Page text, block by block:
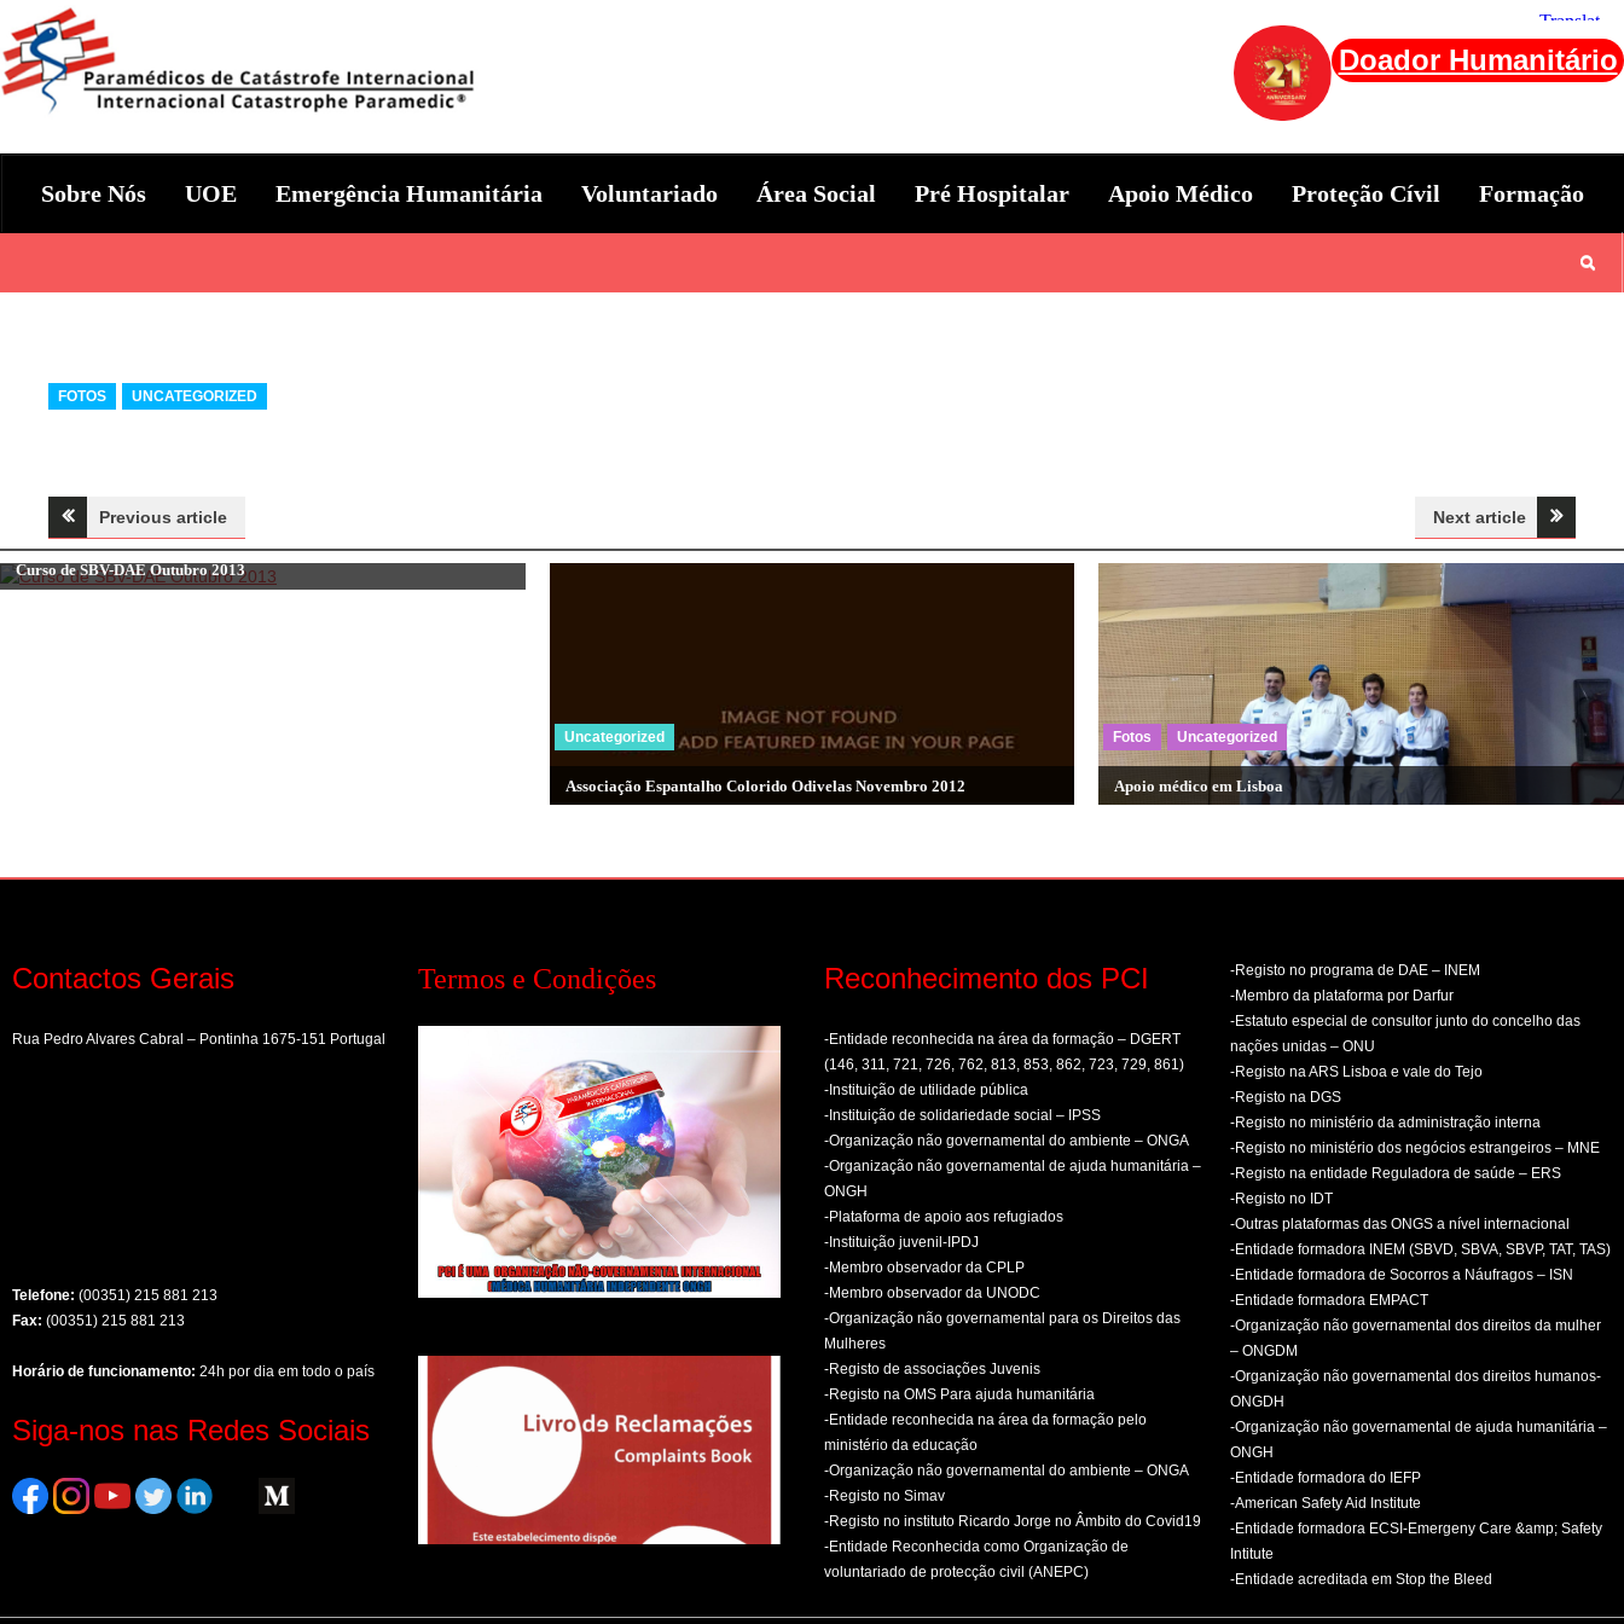
to
content
Doador Humanitário
Sobre Nós UOE Emergência Humanitária Voluntariado Área Social Pré Hospitalar Apoio Médico Proteção Cívil Formação
Categories
FOTOS UNCATEGORIZED
Navegação
de
Previous article Next article
Curso de SBV-DAE Outubro 2013
Uncategorized
Associação Espantalho Colorido Odivelas Novembro 2012
Fotos Uncategorized
Apoio médico em Lisboa
Contactos Gerais
Rua Pedro Alvares Cabral – Pontinha 1675-151 Portugal
Telefone: (00351) 215 881 213
Fax: (00351) 215 881 213
Horário de funcionamento: 24h por dia em todo o país
Siga-nos nas Redes Sociais
Termos e Condições Reconhecimento dos PCI
-Entidade reconhecida na área da formação – DGERT
(146, 311, 721, 726, 762, 813, 853, 862, 723, 729, 861)
-Instituição de utilidade pública
-Instituição de solidariedade social – IPSS
-Organização não governamental do ambiente – ONGA
-Organização não governamental de ajuda humanitária –
ONGH
-Plataforma de apoio aos refugiados
-Instituição juvenil-IPDJ
-Membro observador da CPLP
-Membro observador da UNODC
-Organização não governamental para os Direitos das
Mulheres
-Registo de associações Juvenis
-Registo na OMS Para ajuda humanitária
-Entidade reconhecida na área da formação pelo
ministério da educação
-Organização não governamental do ambiente – ONGA
-Registo no Simav
-Registo no instituto Ricardo Jorge no Âmbito do Covid19
-Entidade Reconhecida como Organização de
voluntariado de protecção civil (ANEPC)
-Registo no programa de DAE – INEM
-Membro da plataforma por Darfur
-Estatuto especial de consultor junto do concelho das
nações unidas – ONU
-Registo na ARS Lisboa e vale do Tejo
-Registo na DGS
-Registo no ministério da administração interna
-Registo no ministério dos negócios estrangeiros – MNE
-Registo na entidade Reguladora de saúde – ERS
-Registo no IDT
-Outras plataformas das ONGS a nível internacional
-Entidade formadora INEM (SBVD, SBVA, SBVP, TAT, TAS)
-Entidade formadora de Socorros a Náufragos – ISN
-Entidade formadora EMPACT
-Organização não governamental dos direitos da mulher
– ONGDM
-Organização não governamental dos direitos humanos-
ONGDH
-Organização não governamental de ajuda humanitária –
ONGH
-Entidade formadora do IEFP
-American Safety Aid Institute
-Entidade formadora ECSI-Emergeny Care &amp; Safety
Intitute
-Entidade acreditada em Stop the Bleed